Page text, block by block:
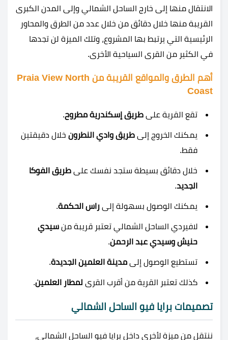
الانتقال منها إلى خارج الساحل الشمالي وإلى المدن الكبرى
القريبة منها خلال دقائق من خلال عدد من الطرق والمحاور
الرئيسية التي يرتبط بها المشروع، وتلك الميزة لن تجدها
في الكثير من القرى السياحية الأخرى.
أهم الطرق والمواقع القريبة من Praia View North
Coast
تقع القرية على طريق إسكندرية مطروح.
يمكنك الخروج إلى طريق وادي النطرون خلال دقيقتين
فقط.
خلال دقائق بسيطة ستجد نفسك على طريق الفوكا
الجديد.
يمكنك الوصول بسهولة إلى راس الحكمة.
لافيردي الساحل الشمالي تعتبر قريبة من سيدي
حنيش وسيدي عبد الرحمن.
تستطيع الوصول إلى مدينة العلمين الجديدة.
كذلك تعتبر القرية من أقرب القرى لمطار العلمين.
تصميمات برايا فيو الساحل الشمالي
ننتقل من ميزة لأخرى داخل برايا فيو الساحل الشمالي،